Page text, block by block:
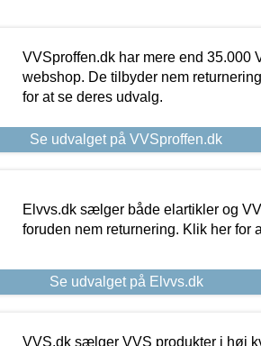
VVSproffen.dk har mere end 35.000
webshop. De tilbyder nem
for at se deres udvalg.
Se udvalget på VVSproffen.dk
Elvvs.dk sælger både elartikler og
foruden nem returnering. Klik her for
Se udvalget på Elvvs.dk
VVS.dk sælger VVS produkter i høj